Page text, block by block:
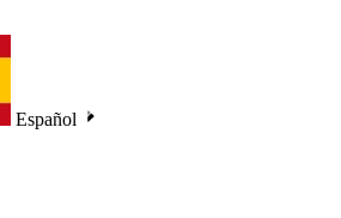
Español